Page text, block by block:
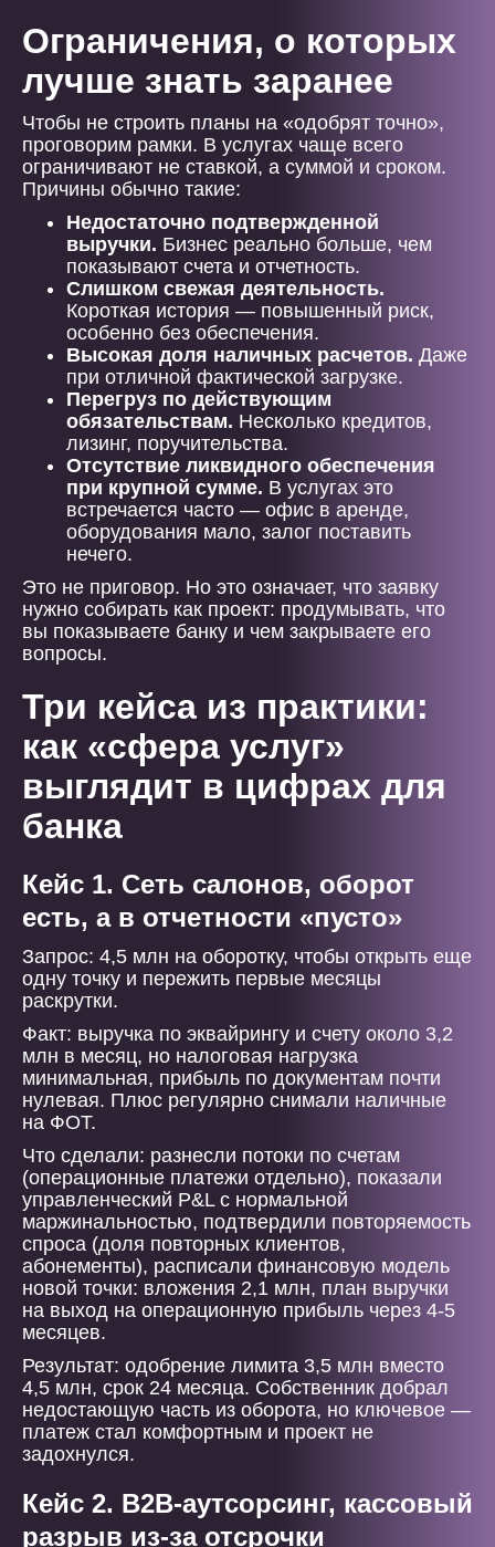
Ограничения, о которых
лучше знать заранее
Чтобы не строить планы на «одобрят точно»,
проговорим рамки. В услугах чаще всего
ограничивают не ставкой, а суммой и сроком.
Причины обычно такие:
Недостаточно подтвержденной
выручки. Бизнес реально больше, чем
показывают счета и отчетность.
Слишком свежая деятельность.
Короткая история — повышенный риск,
особенно без обеспечения.
Высокая доля наличных расчетов. Даже
при отличной фактической загрузке.
Перегруз по действующим
обязательствам. Несколько кредитов,
лизинг, поручительства.
Отсутствие ликвидного обеспечения
при крупной сумме. В услугах это
встречается часто — офис в аренде,
оборудования мало, залог поставить
нечего.
Это не приговор. Но это означает, что заявку
нужно собирать как проект: продумывать, что
вы показываете банку и чем закрываете его
вопросы.
Три кейса из практики:
как «сфера услуг»
выглядит в цифрах для
банка
Кейс 1. Сеть салонов, оборот
есть, а в отчетности «пусто»
Запрос: 4,5 млн на оборотку, чтобы открыть еще
одну точку и пережить первые месяцы
раскрутки.
Факт: выручка по эквайрингу и счету около 3,2
млн в месяц, но налоговая нагрузка
минимальная, прибыль по документам почти
нулевая. Плюс регулярно снимали наличные
на ФОТ.
Что сделали: разнесли потоки по счетам
(операционные платежи отдельно), показали
управленческий P&L с нормальной
маржинальностью, подтвердили повторяемость
спроса (доля повторных клиентов,
абонементы), расписали финансовую модель
новой точки: вложения 2,1 млн, план выручки
на выход на операционную прибыль через 4-5
месяцев.
Результат: одобрение лимита 3,5 млн вместо
4,5 млн, срок 24 месяца. Собственник добрал
недостающую часть из оборота, но ключевое —
платеж стал комфортным и проект не
задохнулся.
Кейс 2. B2B-аутсорсинг, кассовый
разрыв из-за отсрочки